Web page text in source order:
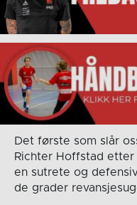
Det første som slår
Richter Hoffstad
en sutrete og
de grader